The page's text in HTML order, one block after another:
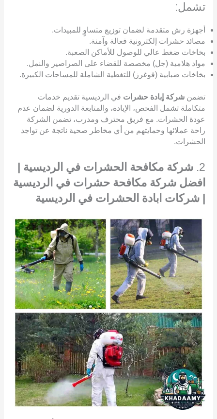
تشمل:
أجهزة رش متقدمة لضمان توزيع متساوٍ للمبيدات.
مصائد حشرات إلكترونية فعالة وآمنة.
بخاخات ضغط عالي للوصول للأماكن الصعبة.
مواد هلامية (جل) مخصصة للقضاء على الصراصير والنمل.
بخاخات ضبابية (فوغرز) للتغطية الشاملة للمساحات الكبيرة.
تضمن شركة إبادة حشرات في الرديسية تقديم خدمات
متكاملة تشمل الفحص، الإبادة، والمتابعة الدورية لضمان عدم
عودة الحشرات. مع فريق محترف ومدرب، تضمن الشركة
راحة عملائها وحمايتهم من أي مخاطر صحية ناتجة عن تواجد
الحشرات.
2. شركة مكافحة الحشرات في الرديسية |
افضل شركة مكافحة حشرات في الرديسية
| شركات ابادة الحشرات في الرديسية